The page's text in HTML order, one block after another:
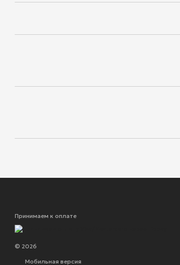
Принимаем к оплате
© 2026
Мобильная версия